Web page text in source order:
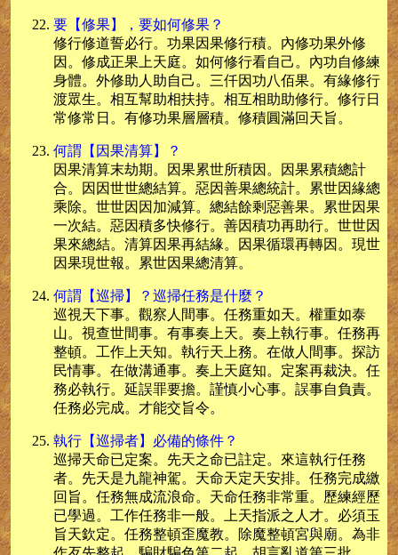
要【修果】，要如何修果？
修行修道誓必行。功果因果修行積。內修功果外修
因。修成正果上天庭。如何修行看自己。內功自修練
身體。外修助人助自己。三仟因功八佰果。有緣修行
渡眾生。相互幫助相扶持。相互相助助修行。修行日
常修常日。有修功果層層積。修積圓滿回天旨。
何謂【因果清算】？
因果清算末劫期。因果累世所積因。因果累積總計
合。因因世世總結算。惡因善果總統計。累世因緣總
乘除。世世因因加減算。總結餘剩惡善果。累世因果
一次結。惡因積多快修行。善因積功再助行。世世因
果來總結。清算因果再結緣。因果循環再轉因。現世
因果現世報。累世因果總清算。
何謂【巡掃】？巡掃任務是什麼？
巡視天下事。觀察人間事。任務重如天。權重如泰
山。視查世間事。有事奏上天。奏上執行事。任務再
整頓。工作上天知。執行天上務。在做人間事。探訪
民情事。在做溝通事。奏上天庭知。定案再裁決。任
務必執行。延誤罪要擔。謹慎小心事。誤事自負責。
任務必完成。才能交旨令。
執行【巡掃者】必備的條件？
巡掃天命已定案。先天之命已註定。來這執行任務
者。先天是九龍神駕。天命天定天安排。任務完成繳
回旨。任務無成流浪命。天命任務非常重。歷練經歷
已學過。工作任務非一般。上天指派之人才。必須玉
旨天欽定。任務整頓歪魔教。除魔整頓宮與廟。為非